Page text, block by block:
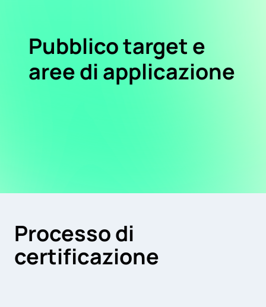
Pubblico target e
aree di applicazione
Processo di
certificazione